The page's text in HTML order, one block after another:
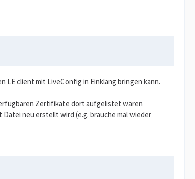
LE client mit LiveConfig in Einklang bringen kann.
Zertifikate dort aufgelistet wären
neu erstellt wird (e.g. brauche mal wieder